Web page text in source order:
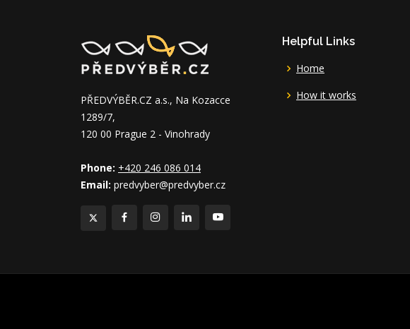
PŘEDVÝBĚR.CZ a.s., Na Kozacce
1289/7,
120 00 Prague 2 - Vinohrady
Phone: +420 246 086 014
Email: predvyber@predvyber.cz
Helpful Links
Home
How it works